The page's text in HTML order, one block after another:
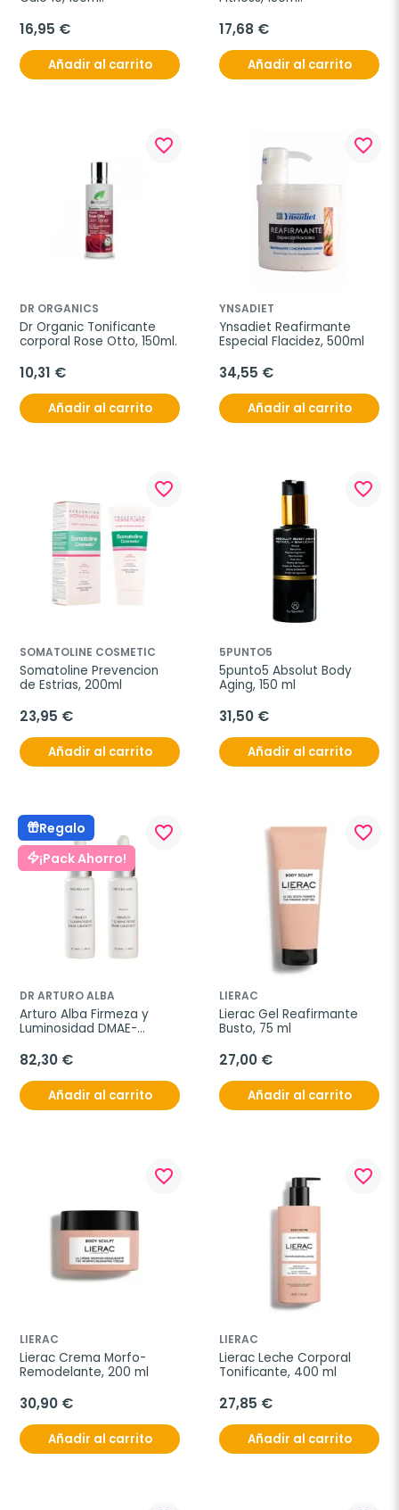
16,95 €
Añadir al carrito
17,68 €
Añadir al carrito
favorite_border
DR ORGANICS
Dr Organic Tonificante
corporal Rose Otto, 150ml.
10,31 €
Añadir al carrito
favorite_border
YNSADIET
Ynsadiet Reafirmante
Especial Flacidez, 500ml
34,55 €
Añadir al carrito
favorite_border
SOMATOLINE COSMETIC
Somatoline Prevencion
de Estrias, 200ml
23,95 €
Añadir al carrito
favorite_border
5PUNTO5
5punto5 Absolut Body
Aging, 150 ml
31,50 €
Añadir al carrito
Regalo
¡Pack Ahorro!
favorite_border
DR ARTURO ALBA
Arturo Alba Firmeza y
Luminosidad DMAE-
2x30 ml
82,30 €
Añadir al carrito
favorite_border
LIERAC
Lierac Gel Reafirmante
Busto, 75 ml
27,00 €
Añadir al carrito
favorite_border
LIERAC
Lierac Crema Morfo-
Remodelante, 200 ml
30,90 €
Añadir al carrito
favorite_border
LIERAC
Lierac Leche Corporal
Tonificante, 400 ml
27,85 €
Añadir al carrito